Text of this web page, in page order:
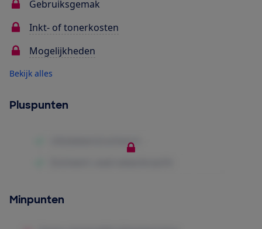
Gebruiksgemak
Inkt- of tonerkosten
Mogelijkheden
Bekijk alles
Pluspunten
Minpunten